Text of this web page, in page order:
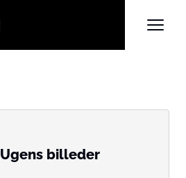
Ugens billeder